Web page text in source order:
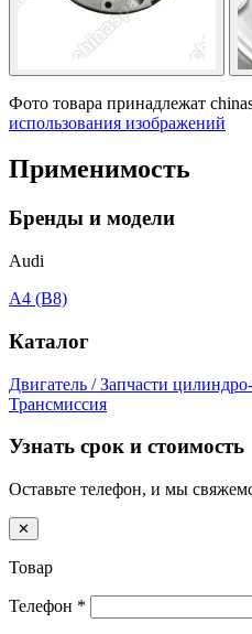
Фото товара принадлежат
использования изображений
Применимость
Бренды и модели
Audi
A4 (B8)
Каталог
Двигатель / Запчасти
Трансмиссия
Узнать срок и стоимость
Оставьте телефон, и мы
✕
Товар
Телефон *